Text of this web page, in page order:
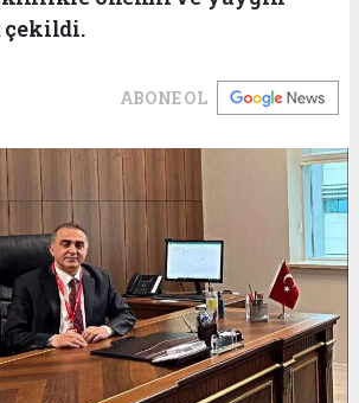
çekildi.
ABONE OL